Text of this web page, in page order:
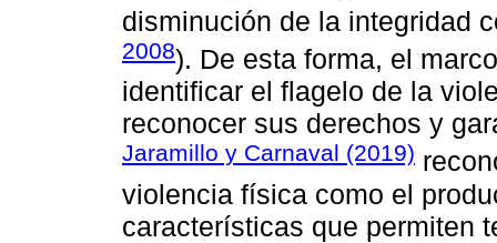
disminución de la integridad
2008). De esta forma, el
identificar el flagelo de la
reconocer sus derechos y
Jaramillo y Carnaval (2019)
violencia física como el
características que permiten